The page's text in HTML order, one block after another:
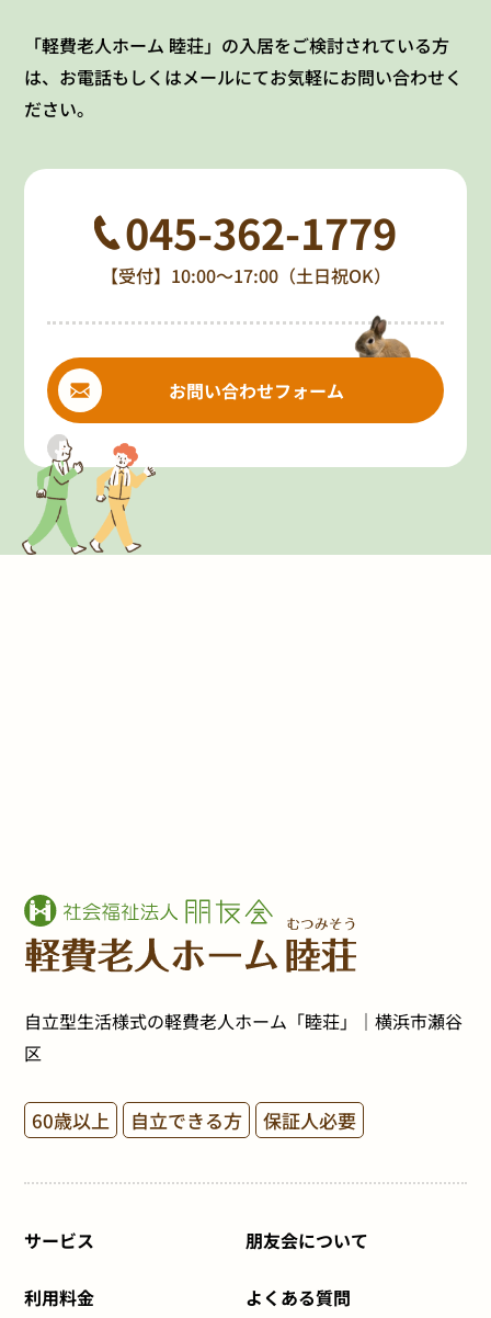
「軽費老人ホーム 睦荘」の入居をご検討されている方
は、お電話もしくはメールにてお気軽にお問い合わせく
ださい。
045-362-1779
【受付】10:00～17:00（土日祝OK）
お問い合わせフォーム
自立型生活様式の軽費老人ホーム「睦荘」｜横浜市瀬谷
区
60歳以上 自立できる方 保証人必要
サービス
利用料金
朋友会について
よくある質問